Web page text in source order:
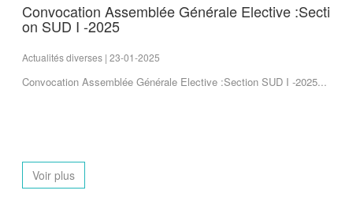
Convocation Assemblée Générale Elective :Secti
on SUD I -2025
Actualités diverses | 23-01-2025
Convocation Assemblée Générale Elective :Section SUD I -2025...
Voir plus